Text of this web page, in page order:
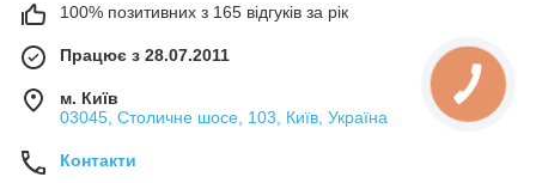
100% позитивних з 165 відгуків за рік
Працює з 28.07.2011
м. Київ
03045, Столичне шосе, 103, Київ, Україна
Контакти